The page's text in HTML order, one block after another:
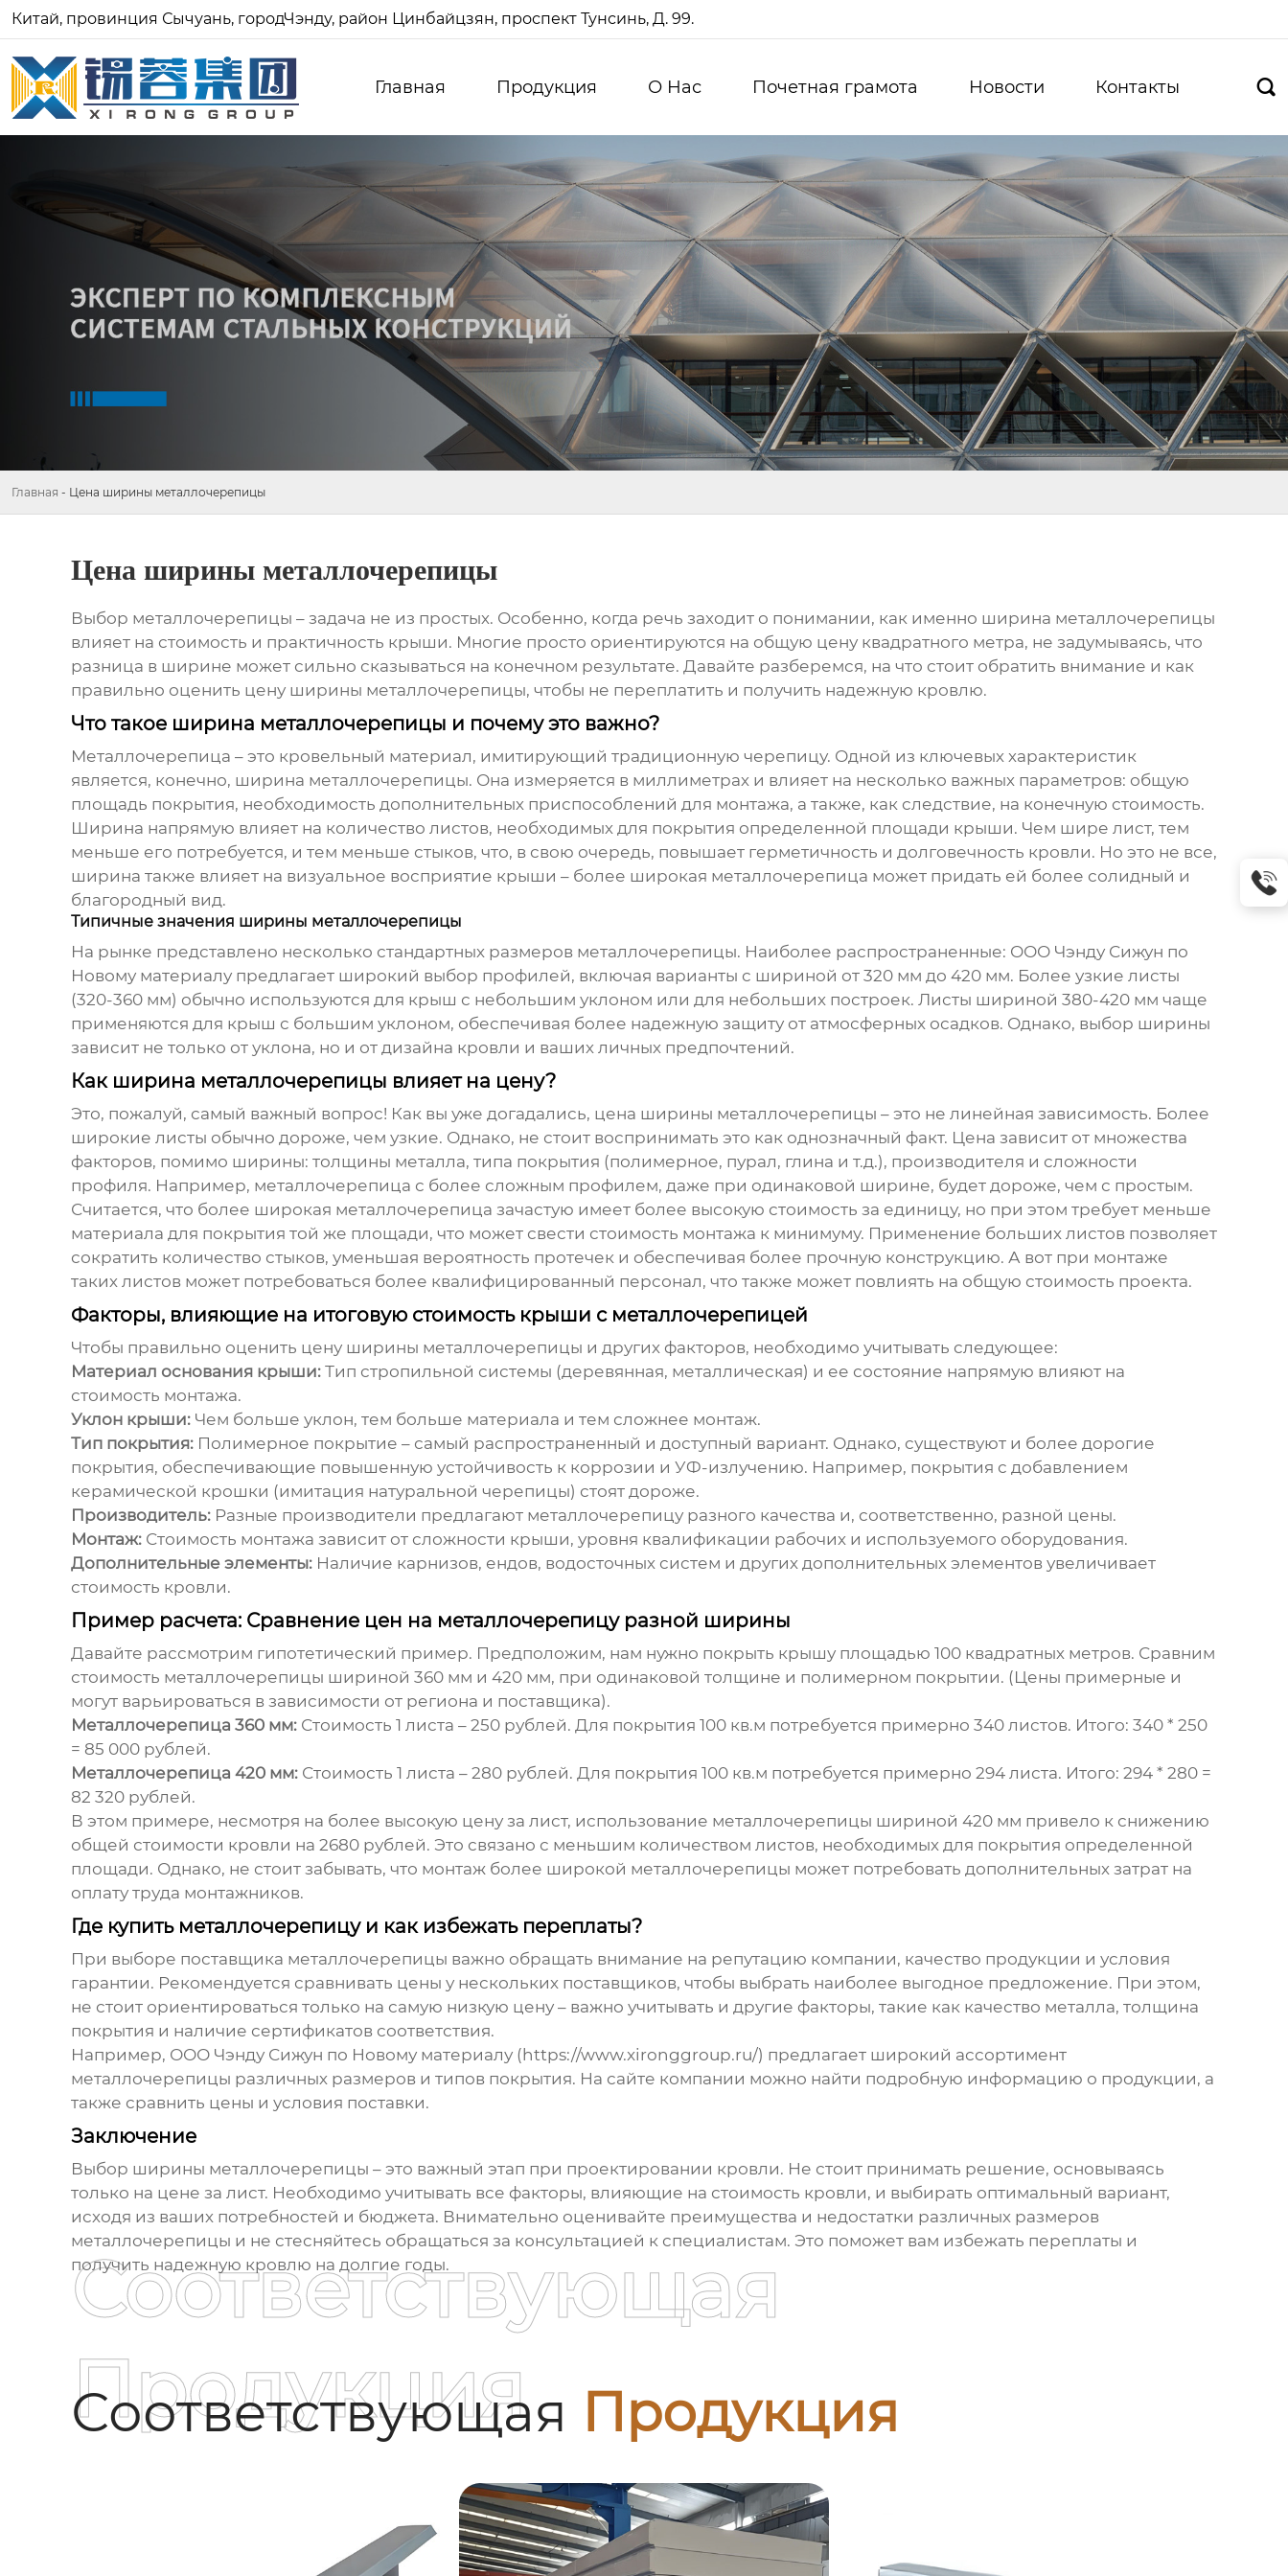
Китай, провинция Сычуань, городЧэнду, район Цинбайцзян, проспект Тунсинь, Д. 99.
Главная Продукция О Нас Почетная грамота Новости Контакты 
Главная - Цена ширины металлочерепицы
Цена ширины металлочерепицы
Выбор металлочерепицы – задача не из простых. Особенно, когда речь заходит о понимании, как именно ширина металлочерепицы
влияет на стоимость и практичность крыши. Многие просто ориентируются на общую цену квадратного метра, не задумываясь, что
разница в ширине может сильно сказываться на конечном результате. Давайте разберемся, на что стоит обратить внимание и как
правильно оценить цену ширины металлочерепицы, чтобы не переплатить и получить надежную кровлю.
Что такое ширина металлочерепицы и почему это важно?
Металлочерепица – это кровельный материал, имитирующий традиционную черепицу. Одной из ключевых характеристик
является, конечно, ширина металлочерепицы. Она измеряется в миллиметрах и влияет на несколько важных параметров: общую
площадь покрытия, необходимость дополнительных приспособлений для монтажа, а также, как следствие, на конечную стоимость.
Ширина напрямую влияет на количество листов, необходимых для покрытия определенной площади крыши. Чем шире лист, тем
меньше его потребуется, и тем меньше стыков, что, в свою очередь, повышает герметичность и долговечность кровли. Но это не все,
ширина также влияет на визуальное восприятие крыши – более широкая металлочерепица может придать ей более солидный и
благородный вид.
Типичные значения ширины металлочерепицы
На рынке представлено несколько стандартных размеров металлочерепицы. Наиболее распространенные: ООО Чэнду Сижун по
Новому материалупредлагает широкий выбор профилей, включая варианты с шириной от 320 мм до 420 мм. Более узкие листы
(320-360 мм) обычно используются для крыш с небольшим уклоном или для небольших построек. Листы шириной 380-420 мм чаще
применяются для крыш с большим уклоном, обеспечивая более надежную защиту от атмосферных осадков. Однако, выбор ширины
зависит не только от уклона, но и от дизайна кровли и ваших личных предпочтений.
Как ширина металлочерепицы влияет на цену?
Это, пожалуй, самый важный вопрос! Как вы уже догадались, цена ширины металлочерепицы – это не линейная зависимость. Более
широкие листы обычно дороже, чем узкие. Однако, не стоит воспринимать это как однозначный факт. Цена зависит от множества
факторов, помимо ширины: толщины металла, типа покрытия (полимерное, пурал, глина и т.д.), производителя и сложности
профиля. Например, металлочерепица с более сложным профилем, даже при одинаковой ширине, будет дороже, чем с простым.
Считается, что более широкая металлочерепица зачастую имеет более высокую стоимость за единицу, но при этом требует меньше
материала для покрытия той же площади, что может свести стоимость монтажа к минимуму. Применение больших листов позволяет
сократить количество стыков, уменьшая вероятность протечек и обеспечивая более прочную конструкцию. А вот при монтаже
таких листов может потребоваться более квалифицированный персонал, что также может повлиять на общую стоимость проекта.
Факторы, влияющие на итоговую стоимость крыши с металлочерепицей
Чтобы правильно оценить цену ширины металлочерепицы и других факторов, необходимо учитывать следующее:
Материал основания крыши:Тип стропильной системы (деревянная, металлическая) и ее состояние напрямую влияют на
стоимость монтажа.
Уклон крыши:Чем больше уклон, тем больше материала и тем сложнее монтаж.
Тип покрытия:Полимерное покрытие – самый распространенный и доступный вариант. Однако, существуют и более дорогие
покрытия, обеспечивающие повышенную устойчивость к коррозии и УФ-излучению. Например, покрытия с добавлением
керамической крошки (имитация натуральной черепицы) стоят дороже.
Производитель:Разные производители предлагают металлочерепицу разного качества и, соответственно, разной цены.
Монтаж:Стоимость монтажа зависит от сложности крыши, уровня квалификации рабочих и используемого оборудования.
Дополнительные элементы:Наличие карнизов, ендов, водосточных систем и других дополнительных элементов увеличивает
стоимость кровли.
Пример расчета: Сравнение цен на металлочерепицу разной ширины
Давайте рассмотрим гипотетический пример. Предположим, нам нужно покрыть крышу площадью 100 квадратных метров. Сравним
стоимость металлочерепицы шириной 360 мм и 420 мм, при одинаковой толщине и полимерном покрытии. (Цены примерные и
могут варьироваться в зависимости от региона и поставщика).
Металлочерепица 360 мм:Стоимость 1 листа – 250 рублей. Для покрытия 100 кв.м потребуется примерно 340 листов. Итого: 340 * 250
= 85 000 рублей.
Металлочерепица 420 мм:Стоимость 1 листа – 280 рублей. Для покрытия 100 кв.м потребуется примерно 294 листа. Итого: 294 * 280 =
82 320 рублей.
В этом примере, несмотря на более высокую цену за лист, использование металлочерепицы шириной 420 мм привело к снижению
общей стоимости кровли на 2680 рублей. Это связано с меньшим количеством листов, необходимых для покрытия определенной
площади. Однако, не стоит забывать, что монтаж более широкой металлочерепицы может потребовать дополнительных затрат на
оплату труда монтажников.
Где купить металлочерепицу и как избежать переплаты?
При выборе поставщика металлочерепицы важно обращать внимание на репутацию компании, качество продукции и условия
гарантии. Рекомендуется сравнивать цены у нескольких поставщиков, чтобы выбрать наиболее выгодное предложение. При этом,
не стоит ориентироваться только на самую низкую цену – важно учитывать и другие факторы, такие как качество металла, толщина
покрытия и наличие сертификатов соответствия.
Например, ООО Чэнду Сижун по Новому материалу ( https://www.xironggroup.ru/) предлагает широкий ассортимент
металлочерепицы различных размеров и типов покрытия. На сайте компании можно найти подробную информацию о продукции, а
также сравнить цены и условия поставки.
Заключение
Выбор ширины металлочерепицы – это важный этап при проектировании кровли. Не стоит принимать решение, основываясь
только на цене за лист. Необходимо учитывать все факторы, влияющие на стоимость кровли, и выбирать оптимальный вариант,
исходя из ваших потребностей и бюджета. Внимательно оценивайте преимущества и недостатки различных размеров
металлочерепицы и не стесняйтесь обращаться за консультацией к специалистам. Это поможет вам избежать переплаты и
получить надежную кровлю на долгие годы.
Соответствующая Продукция
Соответствующая
Продукция